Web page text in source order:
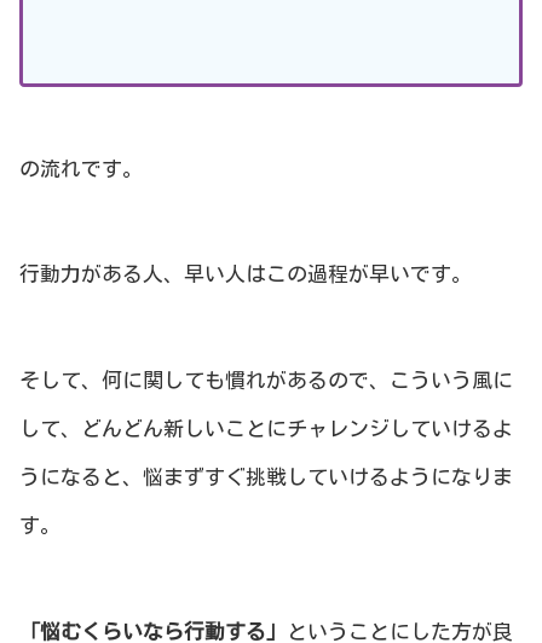
の流れです。
行動力がある人、早い人はこの過程が早いです。
そして、何に関しても慣れがあるので、こういう風に
して、どんどん新しいことにチャレンジしていけるよ
うになると、悩まずすぐ挑戦していけるようになりま
す。
「悩むくらいなら行動する」 ということにした方が良